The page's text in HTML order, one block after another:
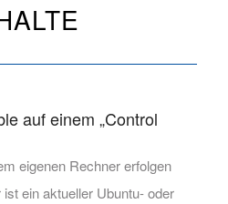
auf einem „Control
eigenen Rechner erfolgen
ein aktueller Ubuntu- oder